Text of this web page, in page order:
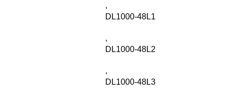
,
DL1000-48L1
,
DL1000-48L2
,
DL1000-48L3